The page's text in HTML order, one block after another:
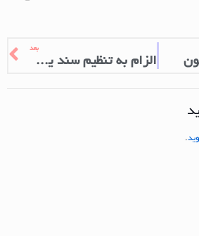
بعد
الزام به تنظیم سند یک ملک قولنامه ای
.